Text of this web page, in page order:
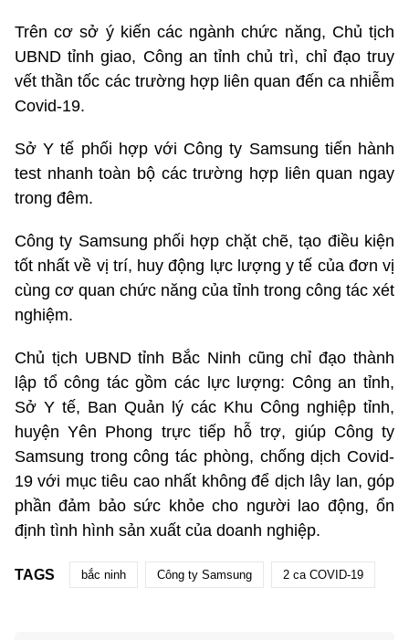
Trên cơ sở ý kiến các ngành chức năng, Chủ tịch
UBND tỉnh giao, Công an tỉnh chủ trì, chỉ đạo truy
vết thần tốc các trường hợp liên quan đến ca nhiễm
Covid-19.
Sở Y tế phối hợp với Công ty Samsung tiến hành
test nhanh toàn bộ các trường hợp liên quan ngay
trong đêm.
Công ty Samsung phối hợp chặt chẽ, tạo điều kiện
tốt nhất về vị trí, huy động lực lượng y tế của đơn vị
cùng cơ quan chức năng của tỉnh trong công tác xét
nghiệm.
Chủ tịch UBND tỉnh Bắc Ninh cũng chỉ đạo thành
lập tổ công tác gồm các lực lượng: Công an tỉnh,
Sở Y tế, Ban Quản lý các Khu Công nghiệp tỉnh,
huyện Yên Phong trực tiếp hỗ trợ, giúp Công ty
Samsung trong công tác phòng, chống dịch Covid-
19 với mục tiêu cao nhất không để dịch lây lan, góp
phần đảm bảo sức khỏe cho người lao động, ổn
định tình hình sản xuất của doanh nghiệp.
TAGS bắc ninh Công ty Samsung 2 ca COVID-19